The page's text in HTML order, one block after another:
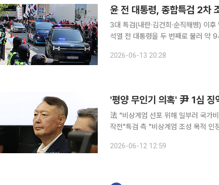
윤 전 대통령, 종합특검 2차
3대 특검(내란·김건희·순직해병) 이
석열 전 대통령을 두 번째로 불러 약 9시간 동안 조사했다. 윤
출석 모습은 지난 6일 첫 조사 때와
2026-06-13 20:28
'평양 무인기 의혹' 尹 1심
法 "비상계엄 선포 위해 일부러 국가
작전"특검 측 "비상계엄 조성 목적 인정해 재판부께 감사" '12·3 비상계엄' 선포 명분을
2026-06-12 12:59